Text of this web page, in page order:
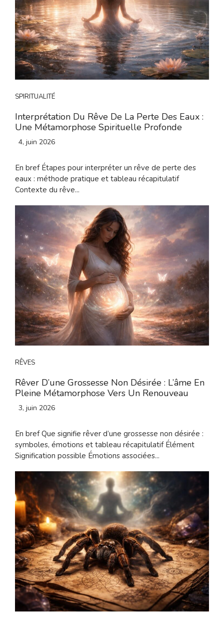
SPIRITUALITÉ
Interprétation Du Rêve De La Perte Des Eaux :
Une Métamorphose Spirituelle Profonde
4, juin 2026
En bref Étapes pour interpréter un rêve de perte des
eaux : méthode pratique et tableau récapitulatif
Contexte du rêve...
RÊVES
Rêver D’une Grossesse Non Désirée : L’âme En
Pleine Métamorphose Vers Un Renouveau
3, juin 2026
En bref Que signifie rêver d’une grossesse non désirée :
symboles, émotions et tableau récapitulatif Élément
Signification possible Émotions associées...